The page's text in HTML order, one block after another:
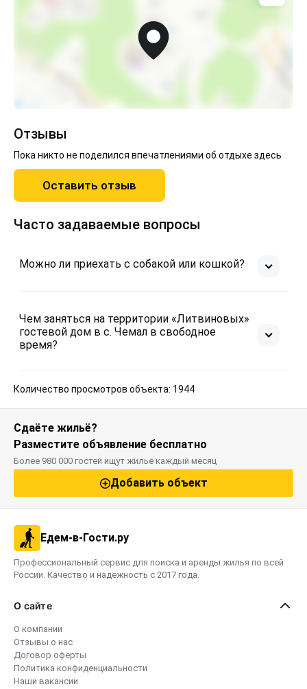
Отзывы
Пока никто не поделился впечатлениями об отдыхе здесь
Оставить отзыв
Часто задаваемые вопросы
Можно ли приехать с собакой или кошкой?
Чем заняться на территории «Литвиновых»
гостевой дом в с. Чемал в свободное
время?
Количество просмотров объекта: 1944
Сдаёте жильё?
Разместите объявление бесплатно
Более 980 000 гостей ищут жильё каждый месяц
Добавить объект
Едем-в-Гости.ру
Профессиональный сервис для поиска и аренды жилья по всей
России. Качество и надежность с 2017 года.
О сайте
О компании
Отзывы о нас
Договор оферты
Политика конфиденциальности
Наши вакансии